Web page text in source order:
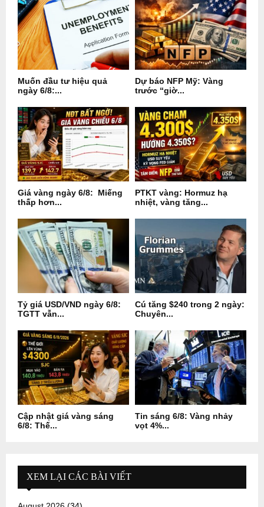
Muốn đầu tư hiệu quả
ngày 6/8:...
Dự báo NFP Mỹ: Vàng
trước “giờ...
Giá vàng ngày 6/8: Miếng
thấp hơn...
PTKT vàng: Hormuz hạ
nhiệt, vàng tăng...
Tỷ giá USD/VND ngày 6/8:
TGTT vẫn...
Cú tăng $240 trong 2 ngày:
Chuyên...
Cập nhật giá vàng sáng
6/8: Thế...
Tin sáng 6/8: Vàng nhảy
vọt 4%...
XEM LẠI CÁC BÀI VIẾT